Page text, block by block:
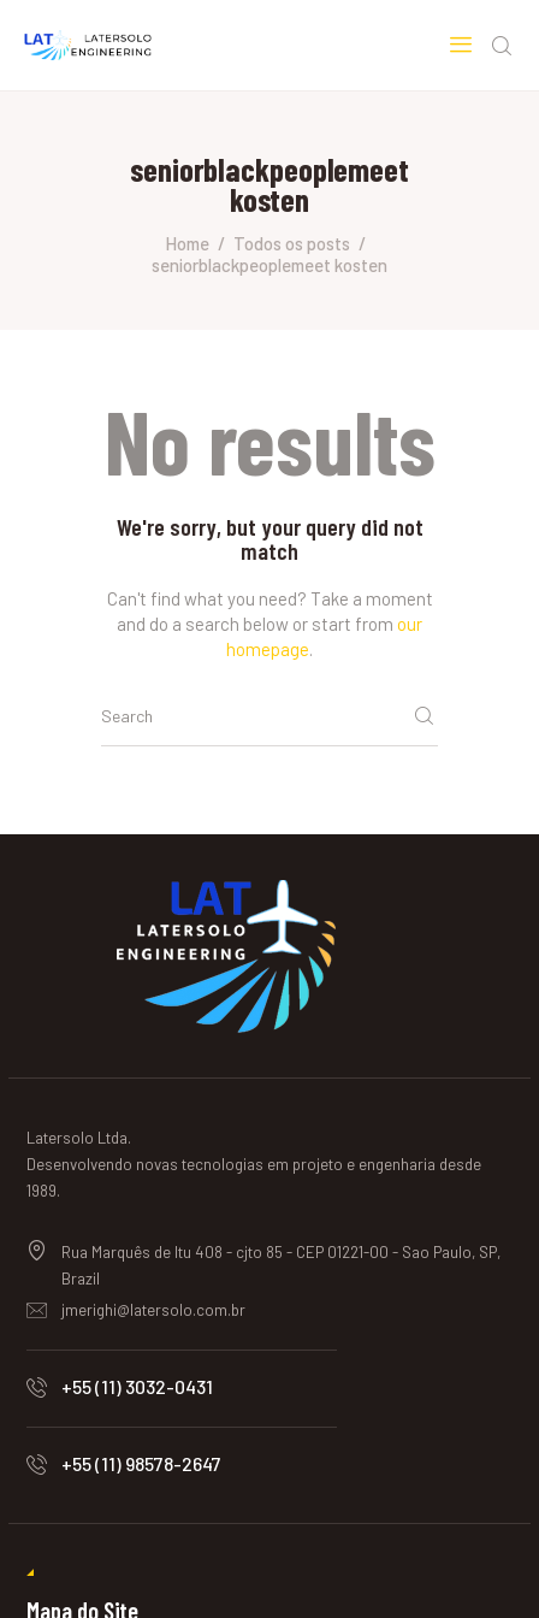
seniorblackpeoplemeet
kosten
Home
Todos os posts
seniorblackpeoplemeet kosten
HOME
SOBRE A LATERSOLO
ENGINEERING
MERCADOS & SERVIÇOS
No results
We're sorry, but your query did not
match
Can't find what you need? Take a moment
and do a search below or start from our
homepage.
Latersolo Ltda.
Desenvolvendo novas tecnologias em projeto e engenharia desde
1989.
Rua Marquês de Itu 408 - cjto 85 - CEP 01221-00 - Sao Paulo, SP,
Brazil
jmerighi@latersolo.com.br
+55 (11) 3032-0431
+55 (11) 98578-2647
Mapa do Site